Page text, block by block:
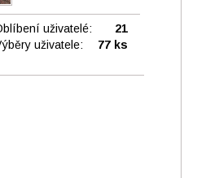
uživatelé:
21
uživatele:
77 ks